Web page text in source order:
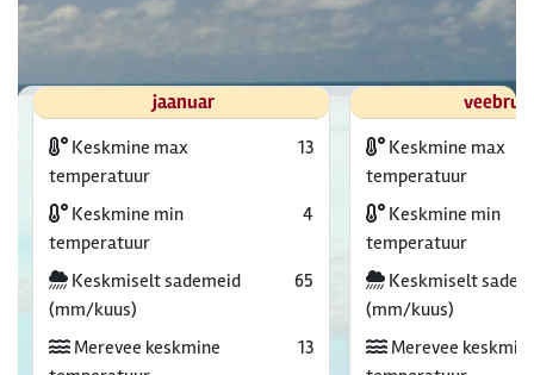
jaanuar
Keskmine max
temperatuur
13
Keskmine min
temperatuur
4
Keskmiselt sademeid
(mm/kuus)
65
Merevee keskmine
13
Keskmine max
temperatuur
Keskmine min
temperatuur
Keskmiselt
(mm/kuus)
Merevee